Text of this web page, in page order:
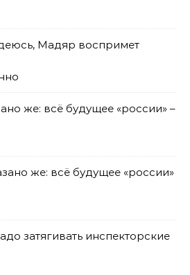
Мадяр воспримет
же: всё будущее «россии» –
же: всё будущее «россии»
затягивать инспекторские